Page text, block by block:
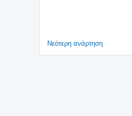
Νεότερη ανάρτηση